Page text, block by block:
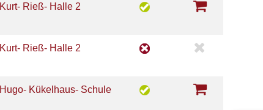
Kurt- Rieß- Halle 2
Kurt- Rieß- Halle 2
Hugo- Kükelhaus- Schule